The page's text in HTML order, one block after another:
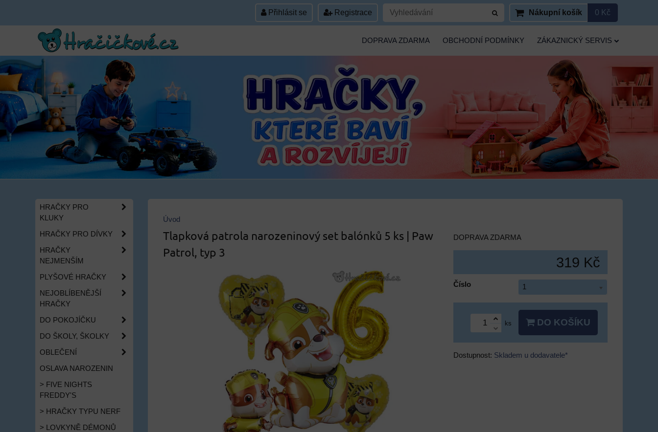
Přihlásit se Registrace Nákupní košík 0 Kč
DOPRAVA ZDARMA OBCHODNÍ PODMÍNKY ZÁKAZNICKÝ SERVIS
Úvod
Tlapková patrola narozeninový set balónků 5 ks | Paw
Patrol, typ 3
DOPRAVA ZDARMA
319 Kč
Číslo 1
ks DO KOŠÍKU
Dostupnost: Skladem u dodavatele*
HRAČKY PRO
KLUKY
HRAČKY PRO DÍVKY
HRAČKY
NEJMENŠÍM
PLYŠOVÉ HRAČKY
NEJOBLÍBENĚJŠÍ
HRAČKY
DO POKOJÍČKU
DO ŠKOLY, ŠKOLKY
OBLEČENÍ
OSLAVA NAROZENIN
> FIVE NIGHTS
FREDDY'S
> HRAČKY TYPU NERF
> LOVKYNĚ DÉMONŮ